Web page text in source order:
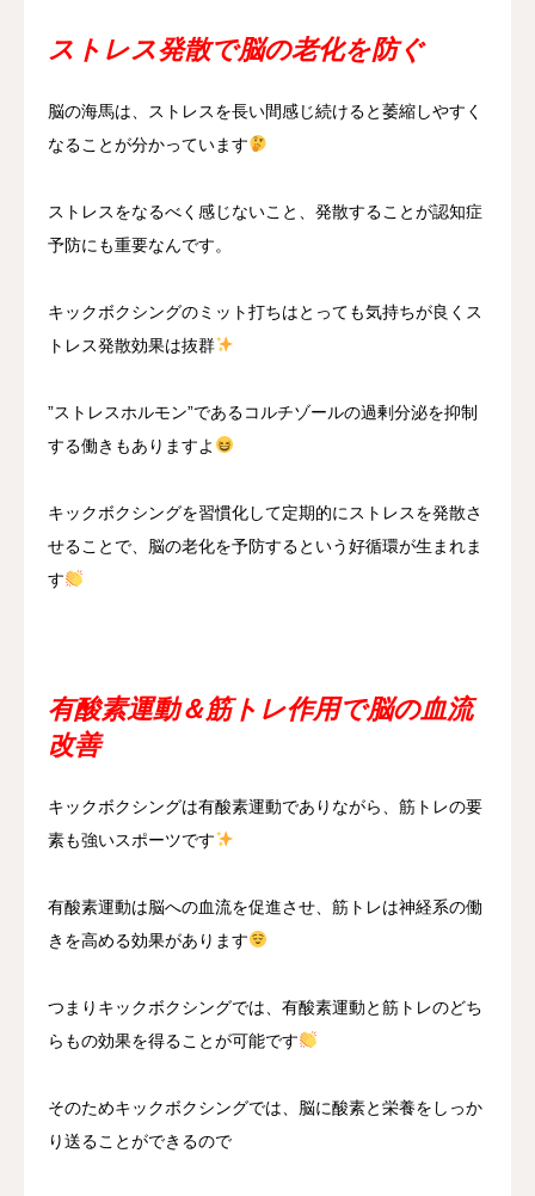
ストレス発散で脳の老化を防ぐ
脳の海馬は、ストレスを長い間感じ続けると萎縮しやすく
なることが分かっています
ストレスをなるべく感じないこと、発散することが認知症
予防にも重要なんです。
キックボクシングのミット打ちはとっても気持ちが良くス
トレス発散効果は抜群
”ストレスホルモン”であるコルチゾールの過剰分泌を抑制
する働きもありますよ
キックボクシングを習慣化して定期的にストレスを発散さ
せることで、脳の老化を予防するという好循環が生まれま
す
有酸素運動＆筋トレ作用で脳の血流
改善
キックボクシングは有酸素運動でありながら、筋トレの要
素も強いスポーツです
有酸素運動は脳への血流を促進させ、筋トレは神経系の働
きを高める効果があります
つまりキックボクシングでは、有酸素運動と筋トレのどち
らもの効果を得ることが可能です
そのためキックボクシングでは、脳に酸素と栄養をしっか
り送ることができるので